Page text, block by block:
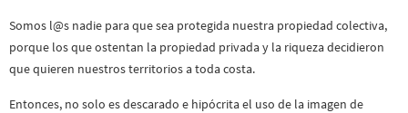
Somos l@s nadie para que sea protegida nuestra propiedad colectiva,
porque los que ostentan la propiedad privada y la riqueza decidieron
que quieren nuestros territorios a toda costa.
Entonces, no solo es descarado e hipócrita el uso de la imagen de